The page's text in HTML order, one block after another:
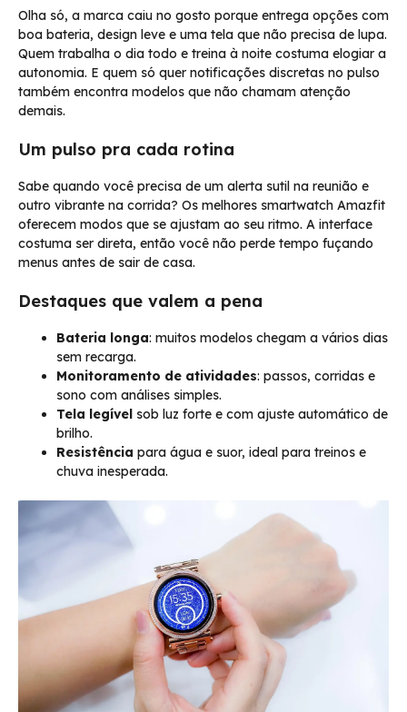
Olha só, a marca caiu no gosto porque entrega opções com
boa bateria, design leve e uma tela que não precisa de lupa.
Quem trabalha o dia todo e treina à noite costuma elogiar a
autonomia. E quem só quer notificações discretas no pulso
também encontra modelos que não chamam atenção
demais.
Um pulso pra cada rotina
Sabe quando você precisa de um alerta sutil na reunião e
outro vibrante na corrida? Os melhores smartwatch Amazfit
oferecem modos que se ajustam ao seu ritmo. A interface
costuma ser direta, então você não perde tempo fuçando
menus antes de sair de casa.
Destaques que valem a pena
Bateria longa: muitos modelos chegam a vários dias
sem recarga.
Monitoramento de atividades: passos, corridas e
sono com análises simples.
Tela legível sob luz forte e com ajuste automático de
brilho.
Resistência para água e suor, ideal para treinos e
chuva inesperada.